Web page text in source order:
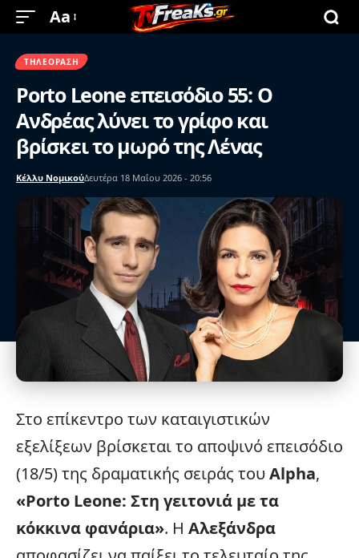
Aa
ΤΗΛΕΌΡΑΣΗ
Porto Leone επεισόδιο 55: Ο
Ανδρέας λύνει το γρίφο και
βρίσκει το μωρό της Λένας
Κέλλυ ΝομικούΔευτέρα 18 Μαΐου 2026 - 20:56
Στο επίκεντρο των καταιγιστικών
εξελίξεων βρίσκεται το αποψινό επεισόδιο
(18/5) της δραματικής σειράς τουAlpha,
«Porto Leone: Στη γειτονιά με τα
κόκκινα φανάρια». Η Αλεξάνδρα